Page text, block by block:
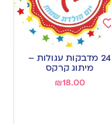
24 מדבקות עגולות –
מיתוג קרקס
₪18.00